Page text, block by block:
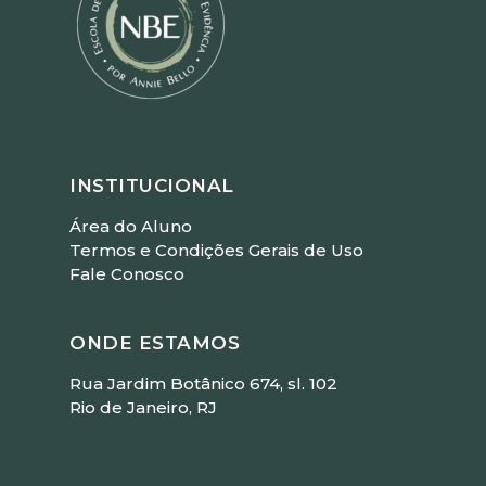
INSTITUCIONAL
Área do Aluno
Termos e Condições Gerais de Uso
Fale Conosco
ONDE ESTAMOS
Rua Jardim Botânico 674, sl. 102
Rio de Janeiro, RJ